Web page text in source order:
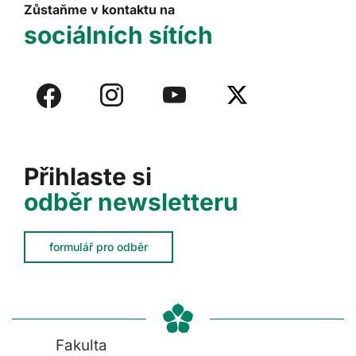
Přihlaste si
odběr newsletteru
formulář pro odběr
Zůstaňme v kontaktu na
sociálních sítích
Fakulta